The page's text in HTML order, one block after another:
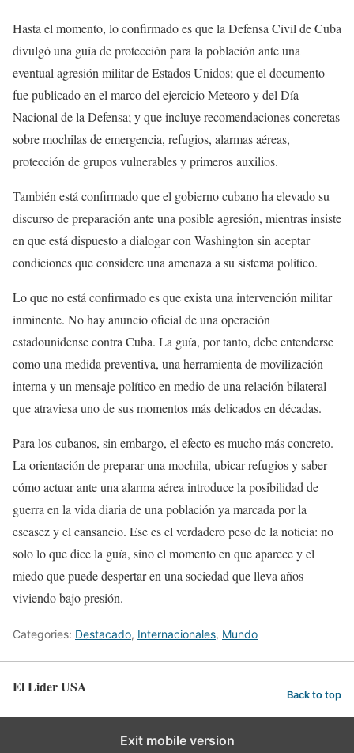
Hasta el momento, lo confirmado es que la Defensa Civil de Cuba
divulgó una guía de protección para la población ante una
eventual agresión militar de Estados Unidos; que el documento
fue publicado en el marco del ejercicio Meteoro y del Día
Nacional de la Defensa; y que incluye recomendaciones concretas
sobre mochilas de emergencia, refugios, alarmas aéreas,
protección de grupos vulnerables y primeros auxilios.
También está confirmado que el gobierno cubano ha elevado su
discurso de preparación ante una posible agresión, mientras insiste
en que está dispuesto a dialogar con Washington sin aceptar
condiciones que considere una amenaza a su sistema político.
Lo que no está confirmado es que exista una intervención militar
inminente. No hay anuncio oficial de una operación
estadounidense contra Cuba. La guía, por tanto, debe entenderse
como una medida preventiva, una herramienta de movilización
interna y un mensaje político en medio de una relación bilateral
que atraviesa uno de sus momentos más delicados en décadas.
Para los cubanos, sin embargo, el efecto es mucho más concreto.
La orientación de preparar una mochila, ubicar refugios y saber
cómo actuar ante una alarma aérea introduce la posibilidad de
guerra en la vida diaria de una población ya marcada por la
escasez y el cansancio. Ese es el verdadero peso de la noticia: no
solo lo que dice la guía, sino el momento en que aparece y el
miedo que puede despertar en una sociedad que lleva años
viviendo bajo presión.
Categories: Destacado, Internacionales, Mundo
El Lider USA Back to top
Exit mobile version